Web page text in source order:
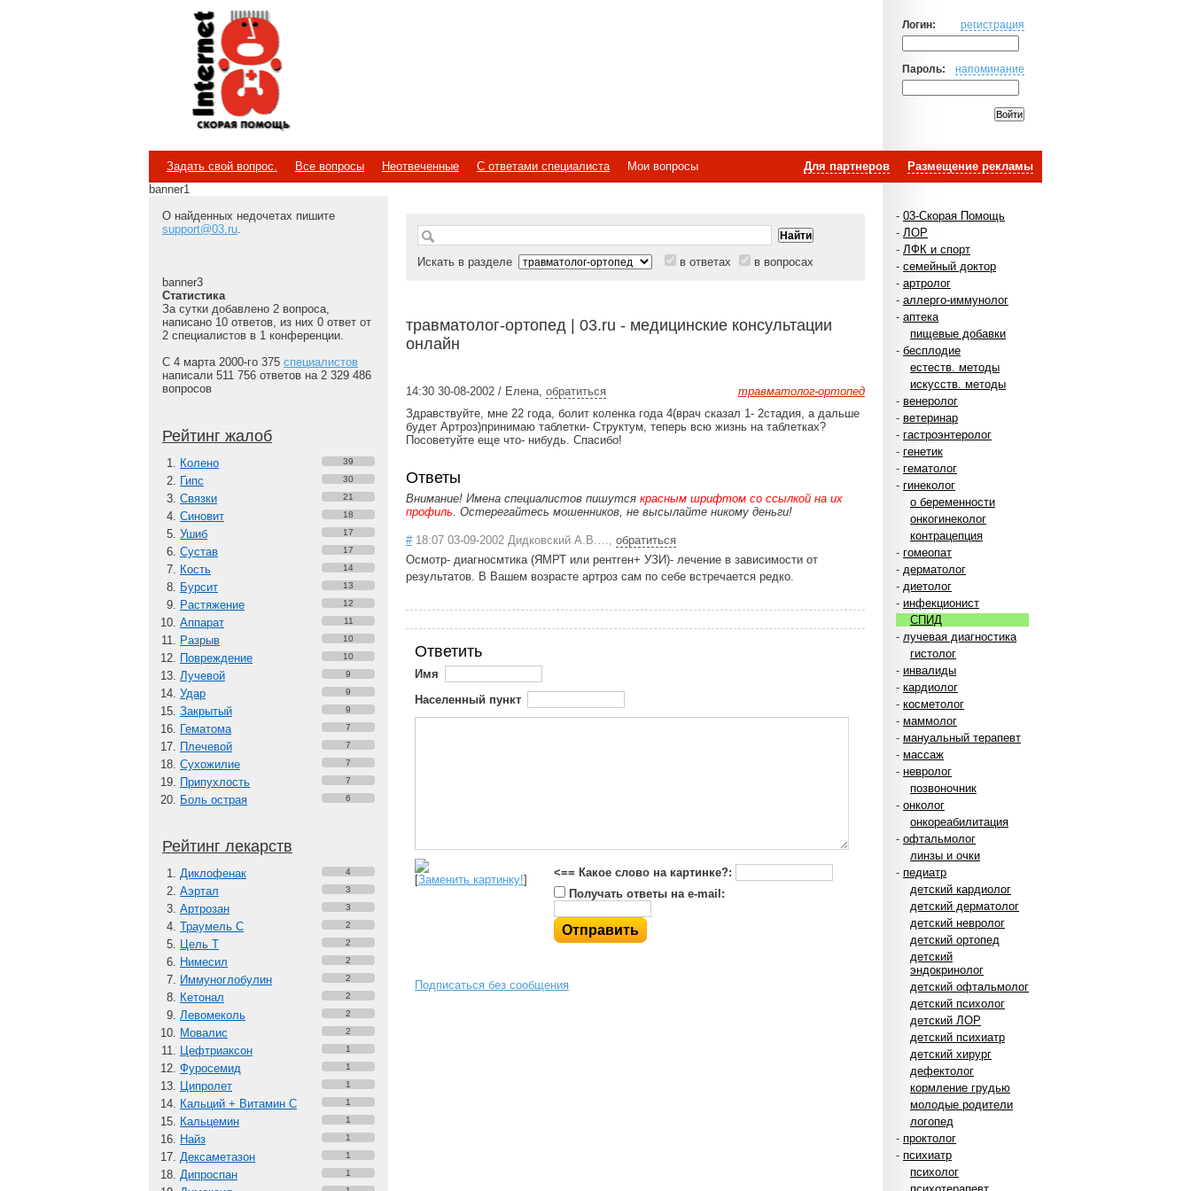
Логин: регистрация
Пароль: напоминание
Internet
Скорая помощь
Размещение рекламы
Для партнеров
Задать свой вопрос. Все вопросы Неотвеченные С ответами специалиста
Мои вопросы
banner1
- 03-Скорая Помощь
- ЛОР
- ЛФК и спорт
- семейный доктор
- артролог
- аллерго-иммунолог
- аптека
пищевые добавки
- бесплодие
естеств. методы
искусств. методы
- венеролог
- ветеринар
- гастроэнтеролог
- генетик
- гематолог
- гинеколог
о беременности
онкогинеколог
контрацепция
- гомеопат
- дерматолог
- диетолог
- инфекционист
СПИД
- лучевая диагностика
гистолог
- инвалиды
- кардиолог
- косметолог
- маммолог
- мануальный терапевт
- массаж
- невролог
позвоночник
- онколог
онкореабилитация
- офтальмолог
линзы и очки
- педиатр
детский кардиолог
детский дерматолог
детский невролог
детский ортопед
детский
эндокринолог
детский офтальмолог
детский психолог
детский ЛОР
детский психиатр
детский хирург
дефектолог
кормление грудью
молодые родители
логопед
- проктолог
- психиатр
психолог
О найденных недочетах пишите
support@03.ru.
banner3
Статистика
За сутки добавлено 2 вопроса,
написано 10 ответов, из них 0 ответ от
2 специалистов в 1 конференции.
С 4 марта 2000-го 375 специалистов
написали 511 756 ответов на 2 329 486
вопросов
Рейтинг жалоб
Колено 39
Гипс 30
Связки 21
Синовит 18
Ушиб 17
Сустав 17
Кость 14
Бурсит 13
Растяжение 12
Аппарат 11
Разрыв 10
Повреждение 10
Лучевой 9
Удар 9
Закрытый 9
Гематома 7
Плечевой 7
Сухожилие 7
Припухлость 7
Боль острая 6
Рейтинг лекарств
Диклофенак 4
Аэртал 3
Артрозан 3
Траумель С 2
Цель Т 2
Нимесил 2
Иммуноглобулин 2
Кетонал 2
Левомеколь 2
Мовалис 2
Цефтриаксон 1
Фуросемид 1
Ципролет 1
Кальций + Витамин C 1
Кальцемин 1
Найз 1
Дексаметазон 1
Дипроспан 1
Искать в разделе в ответах в вопросах
травматолог-ортопед | 03.ru - медицинские консультации
онлайн
травматолог-ортопед
14:30 30-08-2002 / Елена, обратиться
Здравствуйте, мне 22 года, болит коленка года 4(врач сказал 1- 2стадия, а дальше
будет Артроз)принимаю таблетки- Структум, теперь всю жизнь на таблетках?
Посоветуйте еще что- нибудь. Спасибо!
Ответы
Внимание! Имена специалистов пишутся красным шрифтом со ссылкой на их
профиль. Остерегайтесь мошенников, не высылайте никому деньги!
#18:07 03-09-2002 Дидковский А.В.…, обратиться
Осмотр- диагносмтика (ЯМРТ или рентген+ УЗИ)- лечение в зависимости от
результатов. В Вашем возрасте артроз сам по себе встречается редко.
Ответить
Имя
Населенный пункт
[Заменить картинку!]
<== Какое слово на картинке?:
Получать ответы на e-mail:
Подписаться без сообщения